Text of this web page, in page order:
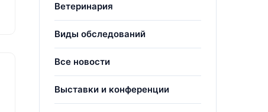
Ветеринария
Виды обследований
Все новости
Выставки и конференции